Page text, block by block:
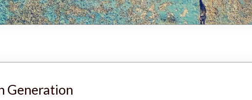
Generation